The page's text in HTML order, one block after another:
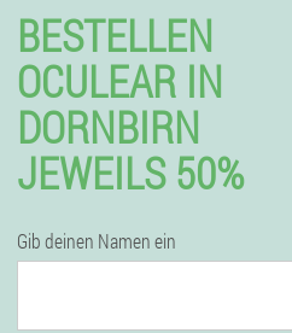
BESTELLEN
OCULEAR IN
DORNBIRN
JEWEILS 50%
Gib deinen Namen ein